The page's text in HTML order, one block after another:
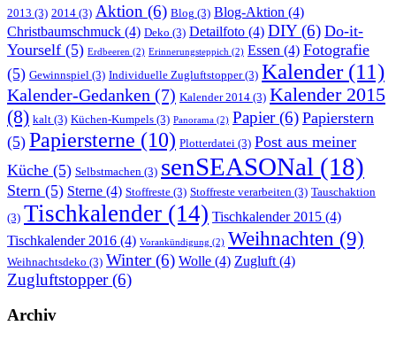
2013 (3) 2014 (3) Aktion (6) Blog (3) Blog-Aktion (4)
Christbaumschmuck (4) Deko (3) Detailfoto (4) DIY(6) Do-it-
Yourself (5) Erdbeeren (2) Erinnerungsteppich (2) Essen (4) Fotografie
(5) Gewinnspiel (3) Individuelle Zugluftstopper(3) Kalender(11)
Kalender-Gedanken (7) Kalender 2014 (3) Kalender 2015
(8) kalt (3) Küchen-Kumpels (3) Panorama (2) Papier(6) Papierstern
(5) Papiersterne (10) Plotterdatei (3) Post aus meiner
Küche (5) Selbstmachen (3) senSEASONal (18)
Stern (5) Sterne (4) Stoffreste (3) Stoffreste verarbeiten (3) Tauschaktion
(3) Tischkalender (14) Tischkalender 2015 (4)
Tischkalender 2016 (4) Vorankündigung (2) Weihnachten (9)
Weihnachtsdeko (3) Winter(6) Wolle (4) Zugluft (4)
Zugluftstopper(6)
Archiv